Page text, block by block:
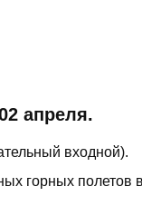
апреля.
входной).
горных полетов